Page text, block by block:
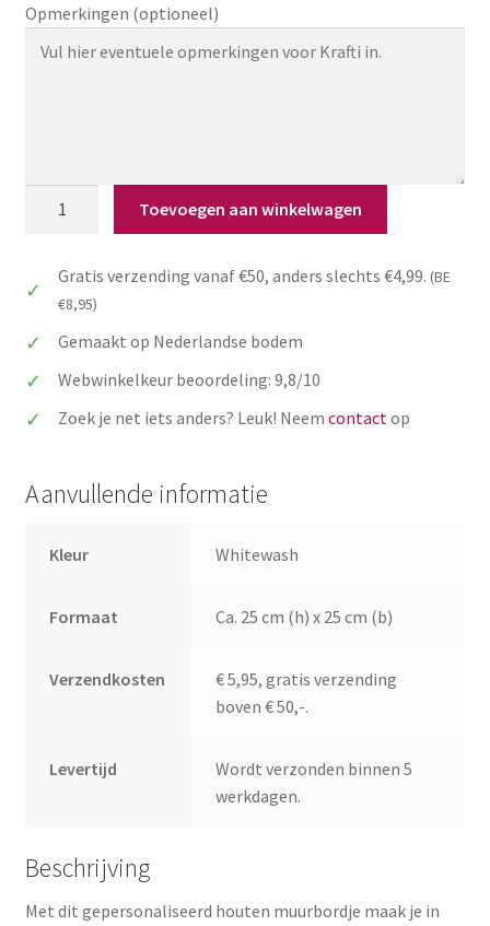
Opmerkingen (optioneel)
voor
liefste
of
meester
Toevoegen aan winkelwagen
Gratis verzending vanaf €50, anders slechts €4,99. (BE
€8,95)
Gemaakt op Nederlandse bodem
Webwinkelkeur beoordeling: 9,8/10
Zoek je net iets anders? Leuk! Neem contactop
Aanvullende informatie
Kleur Whitewash
Formaat Ca. 25 cm (h) x 25 cm (b)
Verzendkosten
€ 5,95, gratis verzending
boven € 50,-.
Levertijd
Wordt verzonden binnen 5
werkdagen.
Beschrijving
Met dit gepersonaliseerd houten muurbordje maak je in